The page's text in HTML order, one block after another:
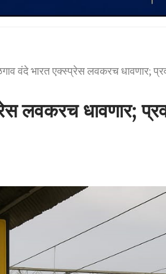
वंदे भारत एक्स्प्रेस लवकरच धावणार;
धावणार;